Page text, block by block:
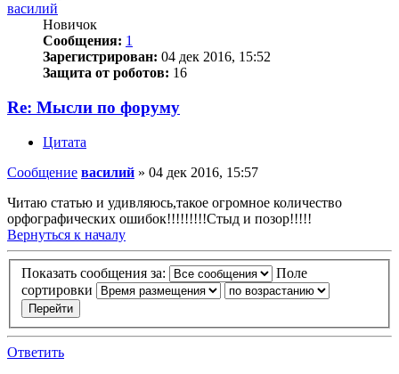
василий
Новичок
Сообщения: 1
Зарегистрирован: 04 дек 2016, 15:52
Защита от роботов: 16
Re: Мысли по форуму
Цитата
Сообщение василий » 04 дек 2016, 15:57
Читаю статью и удивляюсь,такое огромное количество
орфографических ошибок!!!!!!!!!Стыд и позор!!!!!
Вернуться к началу
Показать сообщения за:
Поле
сортировки
Ответить